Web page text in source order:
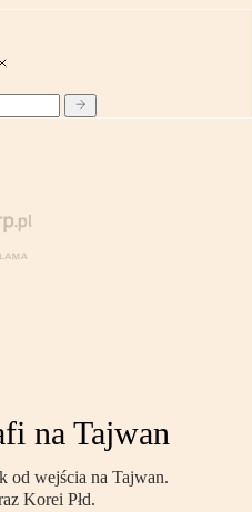
na Tajwan
od wejścia na Tajwan.
Korei Płd.